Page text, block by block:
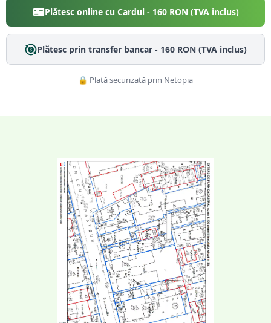
Plătesc online cu Cardul - 160RON (TVA inclus)
Plătesc prin transfer bancar - 160RON (TVA inclus)
🔒 Plată securizată prin Netopia